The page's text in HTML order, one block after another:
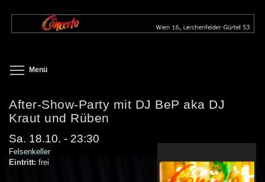
zum
Menü
After-Show-Party mit DJ BeP aka DJ
Kraut und Rüben
Sa. 18.10. - 23:30
Felsenkeller
Eintritt: frei